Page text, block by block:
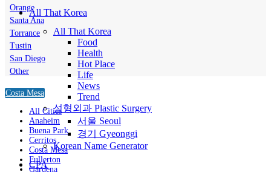
All That Korea
All That Korea
Food
Health
Hot Place
Life
News
Trend
성형외과 Plastic Surgery
서울 Seoul
경기 Gyeonggi
Korean Name Generator
CPA
Orange
Santa Ana
Torrance
Tustin
San Diego
Other
Costa Mesa
All Cities
Anaheim
Buena Park
Cerritos
Costa Mesa
Fullerton
Gardena